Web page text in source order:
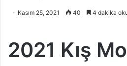
Kasım 25, 2021 40 4 dakika
2021 Kış